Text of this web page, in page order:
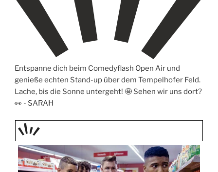
Entspanne dich beim Comedyflash Open Air und
genieße echten Stand-up über dem Tempelhofer Feld.
Lache, bis die Sonne untergeht! 🤩 Sehen wir uns dort?
👀 - SARAH
TAGE
STIPP